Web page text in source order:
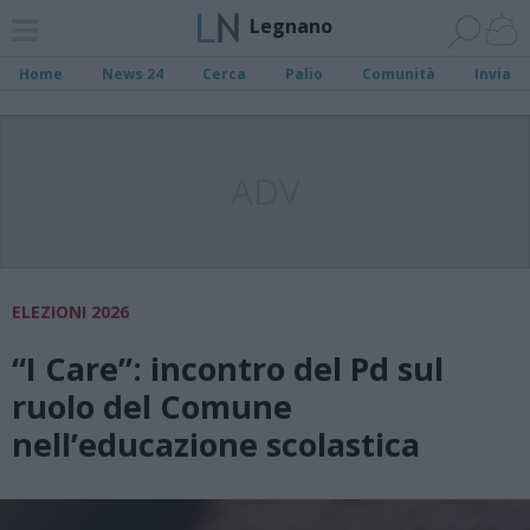
Legnano
Home News 24 Cerca Palio Comunità Invia
ELEZIONI 2026
“I Care”: incontro del Pd sul
ruolo del Comune
nell’educazione scolastica